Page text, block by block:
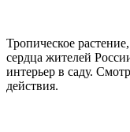
Тропическое
сердца жителей
интерьер в саду.
действия.